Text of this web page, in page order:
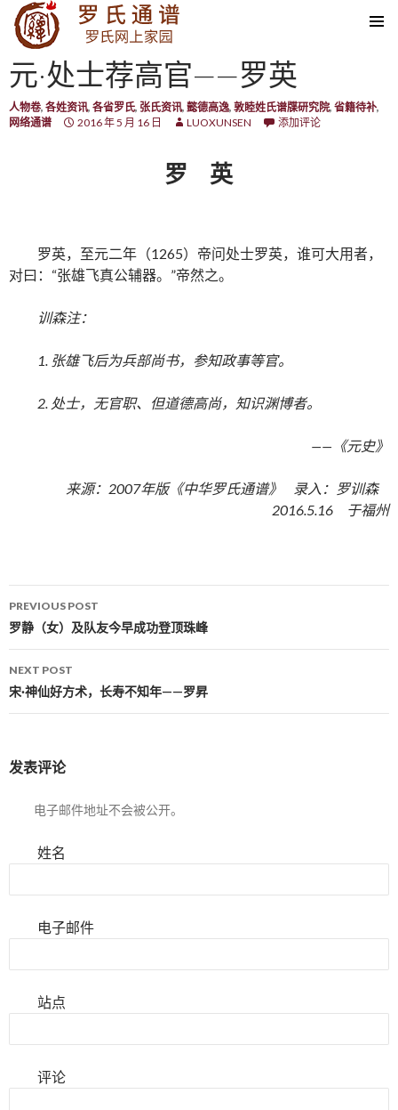
SKIP TO CONTENT
元·处士荐高官——罗英
人物卷, 各姓资讯, 各省罗氏, 张氏资讯, 懿德高逸, 敦睦姓氏谱牒研究院, 省籍待补,
网络通谱
2016 年 5 月 16 日 LUOXUNSEN 添加评论
罗 英
罗英，至元二年（1265）帝问处士罗英，谁可大用者，
对曰：“张雄飞真公辅器。”帝然之。
训森注：
1. 张雄飞后为兵部尚书，参知政事等官。
2. 处士，无官职、但道德高尚，知识渊博者。
——《元史》
来源：2007年版《中华罗氏通谱》 录入：罗训森
2016.5.16 于福州
Post navigation
PREVIOUS POST
罗静（女）及队友今早成功登顶珠峰
NEXT POST
宋·神仙好方术，长寿不知年——罗昇
发表评论
电子邮件地址不会被公开。
姓名
电子邮件
站点
评论